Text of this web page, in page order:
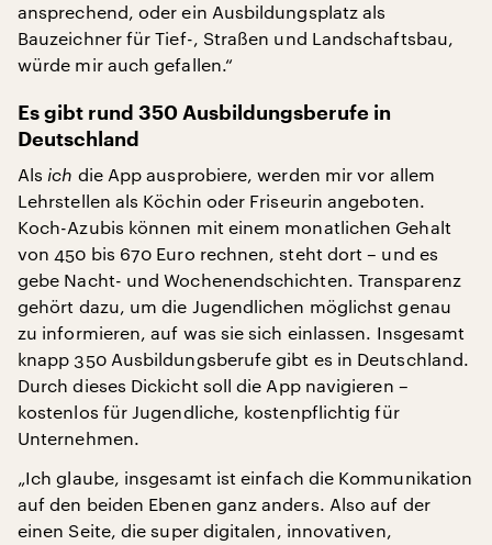
ansprechend, oder ein Ausbildungsplatz als
Bauzeichner für Tief-, Straßen und Landschaftsbau,
würde mir auch gefallen.“
Es gibt rund 350 Ausbildungsberufe in
Deutschland
Als ich die App ausprobiere, werden mir vor allem
Lehrstellen als Köchin oder Friseurin angeboten.
Koch-Azubis können mit einem monatlichen Gehalt
von 450 bis 670 Euro rechnen, steht dort – und es
gebe Nacht- und Wochenendschichten. Transparenz
gehört dazu, um die Jugendlichen möglichst genau
zu informieren, auf was sie sich einlassen. Insgesamt
knapp 350 Ausbildungsberufe gibt es in Deutschland.
Durch dieses Dickicht soll die App navigieren –
kostenlos für Jugendliche, kostenpflichtig für
Unternehmen.
„Ich glaube, insgesamt ist einfach die Kommunikation
auf den beiden Ebenen ganz anders. Also auf der
einen Seite, die super digitalen, innovativen,